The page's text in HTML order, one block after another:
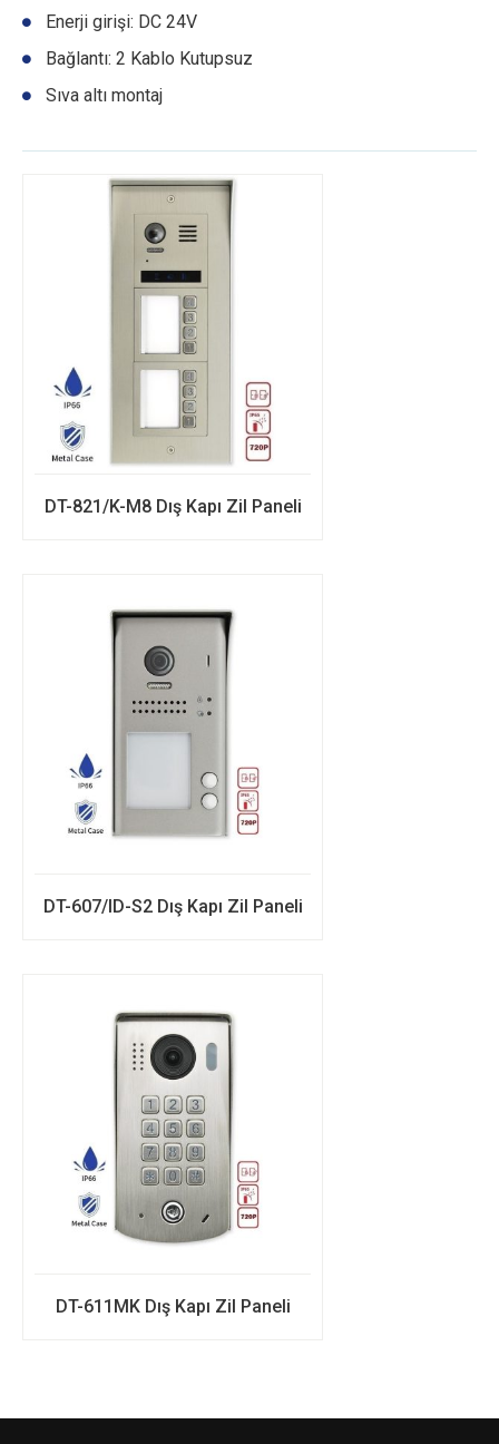
Enerji girişi: DC 24V
Bağlantı: 2 Kablo Kutupsuz
Sıva altı montaj
DT-821/K-M8 Dış Kapı Zil Paneli
DT-607/ID-S2 Dış Kapı Zil Paneli
DT-611MK Dış Kapı Zil Paneli